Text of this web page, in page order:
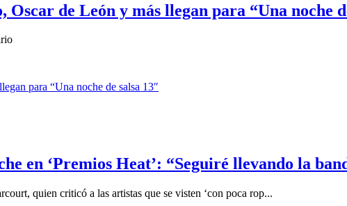
de León y más llegan para “Una noche
en ‘Premios Heat’: “Seguiré llevando la
quien criticó a las artistas que se visten ‘con poca rop...